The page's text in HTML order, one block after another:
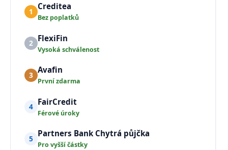
1 Creditea
Bez poplatků
2 FlexiFin
Vysoká schválenost
3 Avafin
První zdarma
4 FairCredit
Férové úroky
5 Partners Bank Chytrá půjčka
Pro vyšší částky